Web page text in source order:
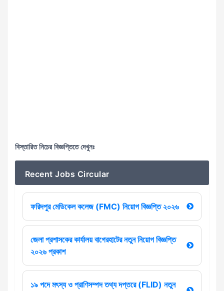
বিস্তারিত নিচের বিজ্ঞপ্তিতে দেখুনঃ
Recent Jobs Circular
ফরিদপুর মেডিকেল কলেজ (FMC) নিয়োগ বিজ্ঞপ্তি ২০২৬
জেলা প্রশাসকের কার্যালয় বাগেরহাটের নতুন নিয়োগ বিজ্ঞপ্তি
২০২৬ প্রকাশ
১৯ পদে মৎস্য ও প্রাণিসম্পদ তথ্য দপ্তরে (FLID) নতুন